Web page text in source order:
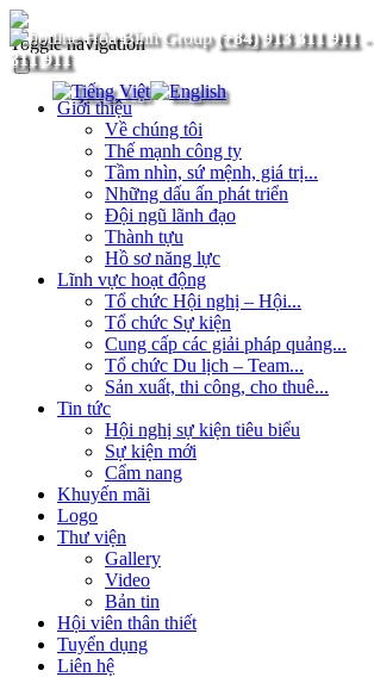
(+84) 913 311 911-
311 911
Toggle navigation
Giới thiệu
Về chúng tôi
Thế mạnh công ty
Tầm nhìn, sứ mệnh, giá trị...
Những dấu ấn phát triển
Đội ngũ lãnh đạo
Thành tựu
Hồ sơ năng lực
Lĩnh vực hoạt động
Tổ chức Hội nghị – Hội...
Tổ chức Sự kiện
Cung cấp các giải pháp quảng...
Tổ chức Du lịch – Team...
Sản xuất, thi công, cho thuê...
Tin tức
Hội nghị sự kiện tiêu biểu
Sự kiện mới
Cẩm nang
Khuyến mãi
Logo
Thư viện
Gallery
Video
Bản tin
Hội viên thân thiết
Tuyển dụng
Liên hệ